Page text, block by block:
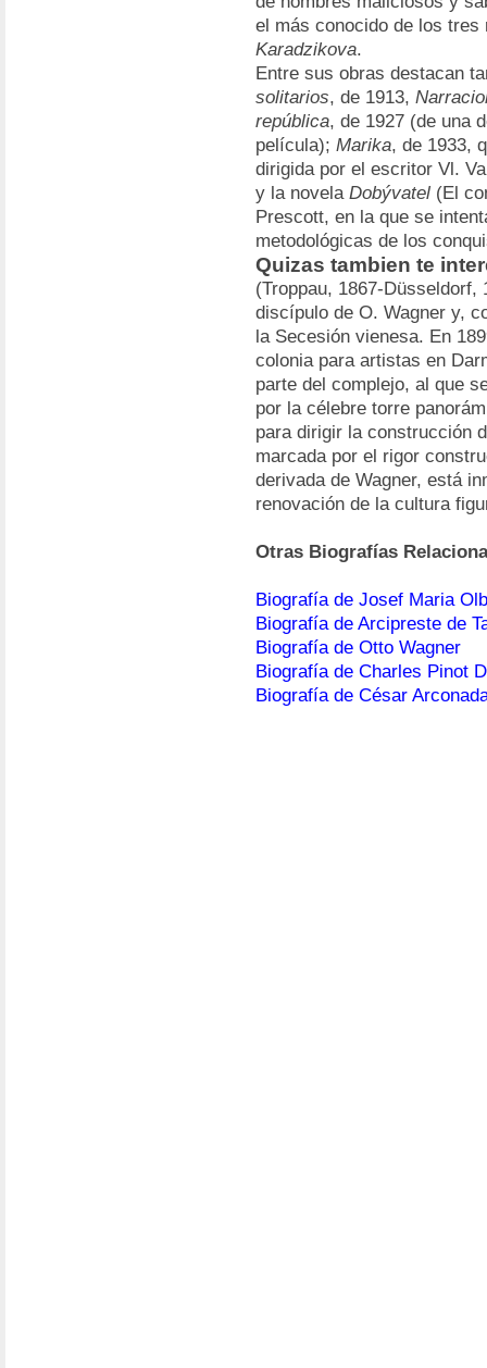
el más conocido de los
Karadzikova.
Entre sus obras destacan
solitarios, de 1913,
república, de 1927 (de una
película); Marika, de 1933,
dirigida por el escritor Vl.
y la novela Dobývatel (El
Prescott, en la que se
metodológicas de los
Quizas tambien te
(Troppau, 1867-
discípulo de O. Wagner y,
la Secesión vienesa. En
colonia para artistas en
parte del complejo, al que
por la célebre torre
para dirigir la construcción
marcada por el rigor
derivada de Wagner, está
renovación de la cultura
Otras Biografías
Biografía de Josef Maria
Biografía de Arcipreste de
Biografía de Otto Wagner
Biografía de Charles Pinot
Biografía de César